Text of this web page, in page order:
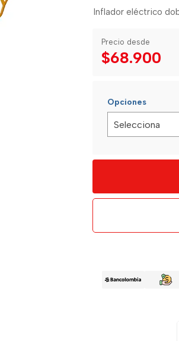
Inflador eléctrico
Precio desde
$68.900
Opciones